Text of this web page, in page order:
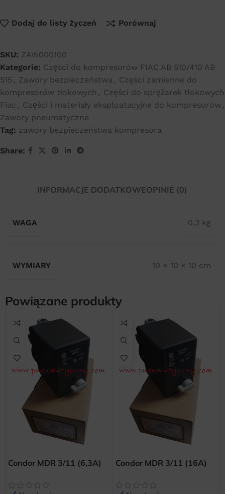
Dodaj do listy życzeń Porównaj
SKU: ZAW000100
Kategorie: Części do kompresorów FIAC AB 510/410 AB
515 , Zawory bezpieczeństwa , Części zamienne do
kompresorów tłokowych , Części do sprężarek tłokowych
Fiac , Części i materiały eksploatacyjne do kompresorów,
Zawory pneumatyczne
Tag: zawory bezpieczeństwa kompresora
Share:
INFORMACJE DODATKOWEOPINIE (0)
WAGA 0,3 kg
WYMIARY 10 × 10 × 10 cm
Powiązane produkty
Condor MDR 3/11 (6,3A)
Condor MDR 3/11 (16A)